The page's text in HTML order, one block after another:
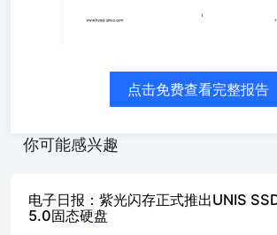
又持续压制上行空间。在多重因素的
———————————————02芳烃-聚
点，日持仓微增至106万； 2、现货
酯负荷81.8%（+0.1pct）；加弹负荷
销售部分好转，截止下午3:00附
和，但地缘扰动仍在制约能化板块重
港口市场供需双减和低库存的矛盾加
点击免费查看完整报告
你可能感兴趣
电子日报：紫光闪存正式推出UNIS
5.0固态硬盘